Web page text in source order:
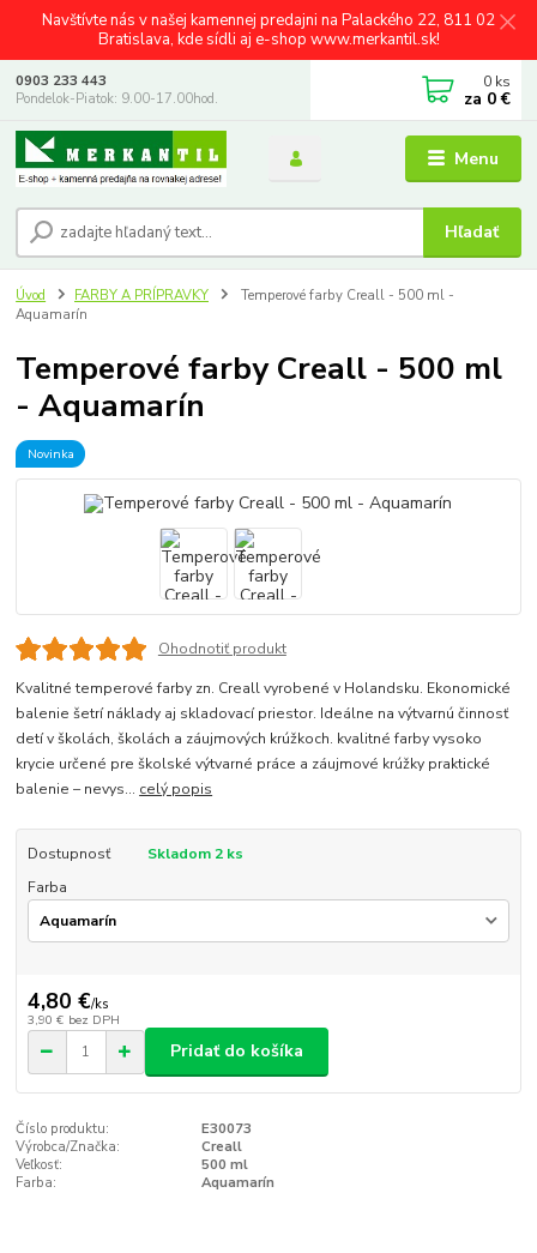
Navštívte nás v našej kamennej predajni na Palackého 22, 811 02
Bratislava, kde sídli aj e-shop www.merkantil.sk!
Menu
Hľadať
0903 233 443
Pondelok-Piatok: 9.00-17.00hod.
0 ks
za 0 €
Úvod FARBY A PRÍPRAVKY
Temperové farby Creall - 500 ml -
Aquamarín
Temperové farby Creall - 500 ml
- Aquamarín
Novinka
Ohodnotiť produkt
Kvalitné temperové farby zn. Creall vyrobené v Holandsku. Ekonomické
balenie šetrí náklady aj skladovací priestor. Ideálne na výtvarnú činnosť
detí v školách, školách a záujmových krúžkoch. kvalitné farby vysoko
krycie určené pre školské výtvarné práce a záujmové krúžky praktické
balenie – nevys... celý popis
Dostupnosť
Skladom 2 ks
Farba
4,80 €/ks
3,90 € bez DPH
Pridať do košíka
Číslo produktu:
E30073
Výrobca/Značka:
Creall
Veľkosť:
500 ml
Farba:
Aquamarín